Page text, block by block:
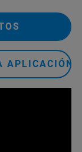
APLICACIÓN